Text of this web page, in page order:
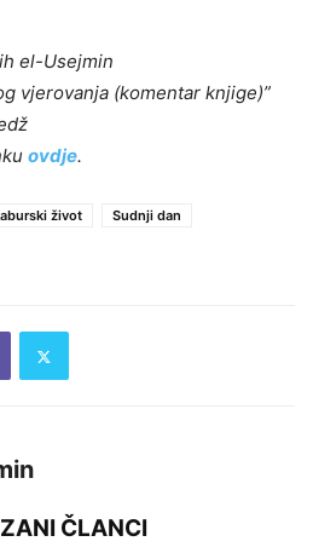
el-Usejmin
vjerovanja (komentar knjige)”
ovdje.
život
Sudnji dan
ČLANCI